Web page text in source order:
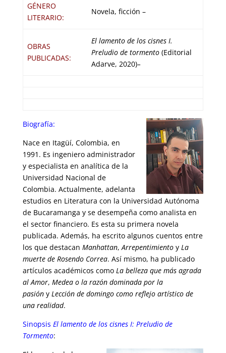
GÉNERO
LITERARIO:
Novela, ficción –
OBRAS
PUBLICADAS:
El lamento de los cisnes I.
Preludio de tormento (Editorial
Adarve, 2020)–
Biografía:
Nace en Itagüí, Colombia, en
1991. Es ingeniero administrador
y especialista en analítica de la
Universidad Nacional de
Colombia. Actualmente, adelanta
estudios en Literatura con la Universidad Autónoma
de Bucaramanga y se desempeña como analista en
el sector financiero. Es esta su primera novela
publicada. Además, ha escrito algunos cuentos entre
los que destacan Manhattan,Arrepentimientoy La
muerte de Rosendo Correa. Así mismo, ha publicado
artículos académicos como La belleza que más agrada
al Amor, Medea o la razón dominada por la
pasióny Lección de domingo como reflejo artístico de
una realidad.
Sinopsis El lamento de los cisnes I: Preludio de
Tormento: